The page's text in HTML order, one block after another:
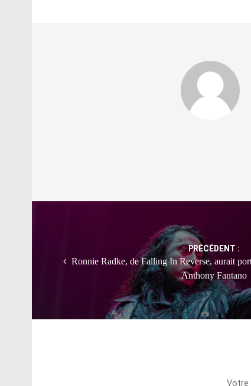
PRÉCÉDENT :
Ronnie Radke, de Falling In Reverse, aurait
Anthony Fantano
Votre